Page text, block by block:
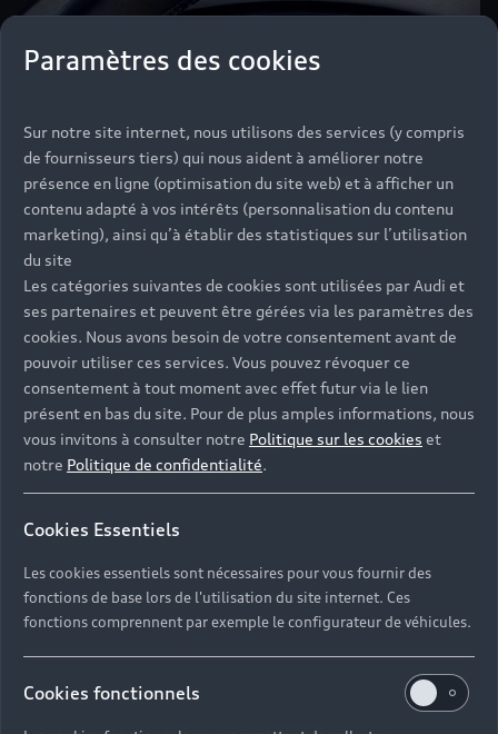
La récupération d'énergie
Afin de préserver au maximum
votre autonomie, la batterie se
recharge automatiquement lors
des phases de freinage et de
Paramètres des cookies
Sur notre site internet, nous utilisons des services (y compris
de fournisseurs tiers) qui nous aident à améliorer notre
présence en ligne (optimisation du site web) et à afficher un
contenu adapté à vos intérêts (personnalisation du contenu
marketing), ainsi qu’à établir des statistiques sur l’utilisation
du site
Les catégories suivantes de cookies sont utilisées par Audi et
ses partenaires et peuvent être gérées via les paramètres des
cookies. Nous avons besoin de votre consentement avant de
pouvoir utiliser ces services. Vous pouvez révoquer ce
consentement à tout moment avec effet futur via le lien
présent en bas du site. Pour de plus amples informations, nous
vous invitons à consulter notre Politique sur les cookies et
notre Politique de confidentialité.
Cookies Essentiels
Les cookies essentiels sont nécessaires pour vous fournir des
fonctions de base lors de l'utilisation du site internet. Ces
fonctions comprennent par exemple le configurateur de véhicules.
Cookies fonctionnels